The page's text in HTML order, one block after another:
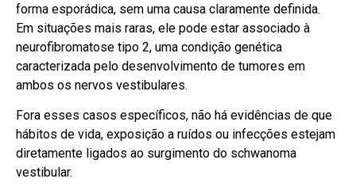
forma esporádica, sem uma causa claramente definida.
Em situações mais raras, ele pode estar associado à
neurofibromatose tipo 2, uma condição genética
caracterizada pelo desenvolvimento de tumores em
ambos os nervos vestibulares.
Fora esses casos específicos, não há evidências de que
hábitos de vida, exposição a ruídos ou infecções estejam
diretamente ligados ao surgimento do schwanoma
vestibular.